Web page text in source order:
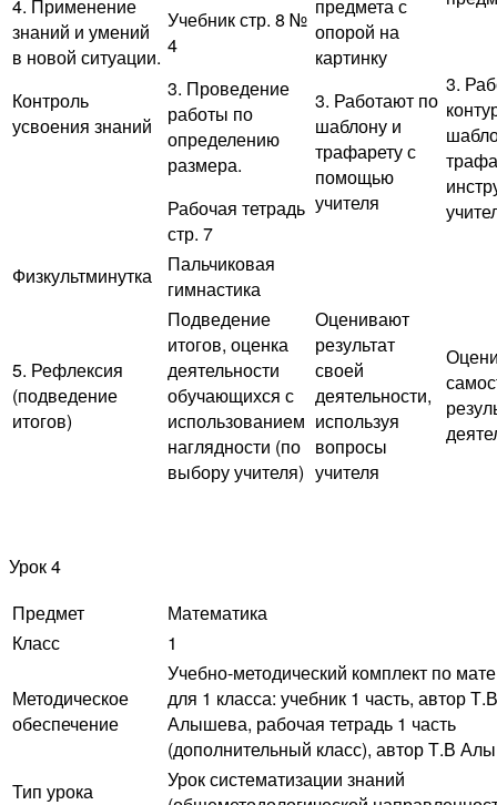
4. Применение
знаний и умений
в новой ситуации.
Контроль
усвоения знаний
Учебник стр. 8 №
4
3. Проведение
работы по
определению
размера.
Рабочая тетрадь
стр. 7
предмета с
опорой на
картинку
3. Работают по
шаблону и
трафарету с
помощью
учителя
3.
Физкультминутка
Пальчиковая
гимнастика
5. Рефлексия
(подведение
итогов)
Подведение
итогов, оценка
деятельности
обучающихся с
использованием
наглядности (по
выбору учителя)
Оценивают
результат
своей
деятельности,
используя
вопросы
учителя
Урок 4
Предмет
Математика
Класс
1
Методическое
обеспечение
Учебно-методический комплект по
для 1 класса: учебник 1 часть, автор
Алышева, рабочая тетрадь 1 часть
(дополнительный класс), автор Т.В
Тип урока
Урок систематизации знаний